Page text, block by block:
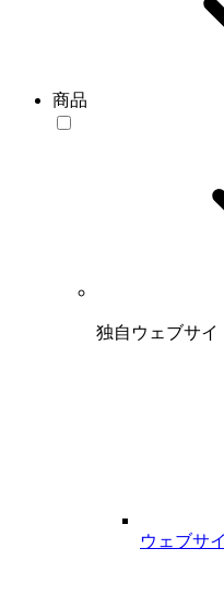
商品
独自ウェブサイ
ウェブサ